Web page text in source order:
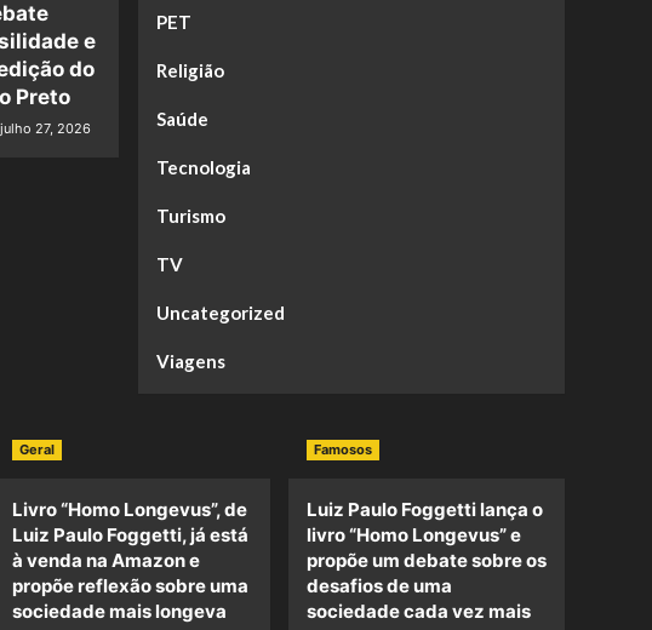
e
do
Preto
julho 27, 2026
PET
Religião
Saúde
Tecnologia
Turismo
TV
Uncategorized
Viagens
Geral
Livro “Homo Longevus”, de
Luiz Paulo Foggetti, já está
à venda na Amazon e
propõe reflexão sobre uma
sociedade mais longeva
Famosos
Luiz Paulo Foggetti lança o
livro “Homo Longevus” e
propõe um debate sobre os
desafios de uma
sociedade cada vez mais